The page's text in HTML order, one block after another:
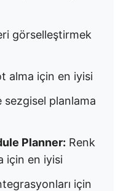
görselleştirmek
alma için en iyisi
sezgisel planlama
Planner: Renk
için en iyisi
için